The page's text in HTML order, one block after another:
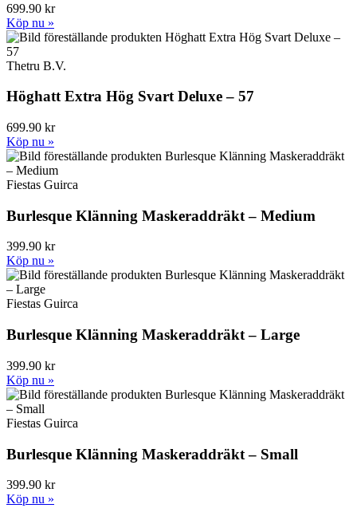
699.90 kr
Köp nu »
Thetru B.V.
Höghatt Extra Hög Svart Deluxe – 57
699.90 kr
Köp nu »
Fiestas Guirca
Burlesque Klänning Maskeraddräkt – Medium
399.90 kr
Köp nu »
Fiestas Guirca
Burlesque Klänning Maskeraddräkt – Large
399.90 kr
Köp nu »
Fiestas Guirca
Burlesque Klänning Maskeraddräkt – Small
399.90 kr
Köp nu »